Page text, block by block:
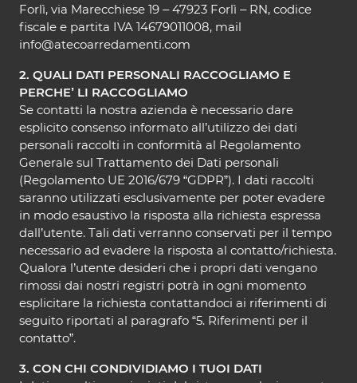
Forlì, via Marecchiese 19 – 47923 Forlì – RN, codice
fiscale e partita IVA 14679011008, mail
info@atecoarredamenti.com
2. QUALI DATI PERSONALI RACCOGLIAMO E
PERCHE’ LI RACCOGLIAMO
Se contatti la nostra azienda è necessario dare
esplicito consenso informato all’utilizzo dei dati
personali raccolti in conformità al Regolamento
Generale sul Trattamento dei Dati personali
(Regolamento UE 2016/679 “GDPR”). I dati raccolti
saranno utilizzati esclusivamente per poter evadere
in modo esaustivo la risposta alla richiesta espressa
dall’utente. Tali dati verranno conservati per il tempo
necessario ad evadere la risposta al contatto/richiesta.
Qualora l’utente desideri che i propri dati vengano
rimossi dai nostri registri potrà in ogni momento
esplicitare la richiesta contattandoci ai riferimenti di
seguito riportati al paragrafo “5. Riferimenti per il
contatto”.
3. CON CHI CONDIVIDIAMO I TUOI DATI